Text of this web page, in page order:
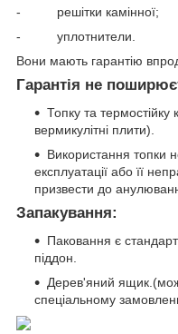
- решітки камінної;
- уплотнители.
Вони мають гарантію
Гарантія не
Топку та термостійку
вермикулітні плити).
Використання топки
експлуатації або її
призвести до
Запакування:
Паковання є
піддон.
Дерев'яний
спеціальному